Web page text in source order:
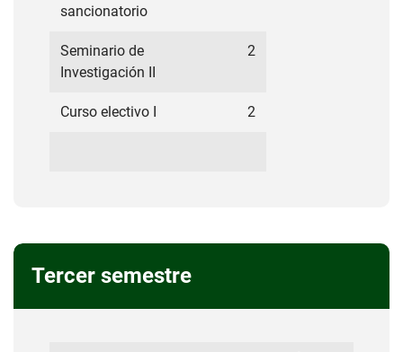
sancionatorio
Seminario de
Investigación II
2
Curso electivo I 2
Tercer semestre